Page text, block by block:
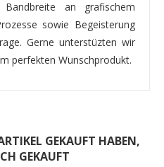
an grafischem
sowie Begeisterung
Gerne unterstüzten wir
perfekten Wunschprodukt.
GEKAUFT HABEN,
GEKAUFT